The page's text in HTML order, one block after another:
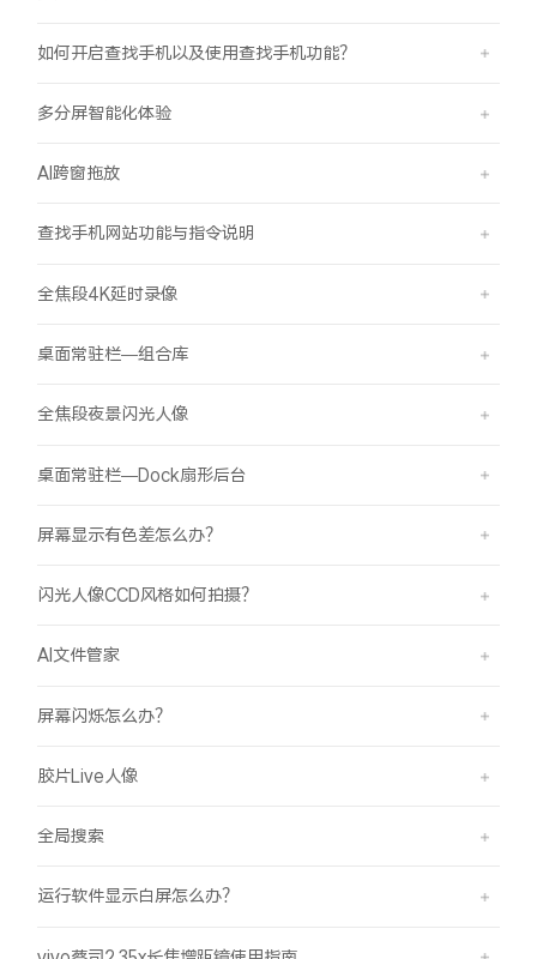
如何开启查找手机以及使用查找手机功能？
多分屏智能化体验
AI跨窗拖放
查找手机网站功能与指令说明
全焦段4K延时录像
桌面常驻栏—组合库
全焦段夜景闪光人像
桌面常驻栏—Dock扇形后台
屏幕显示有色差怎么办？
闪光人像CCD风格如何拍摄？
AI文件管家
屏幕闪烁怎么办？
胶片Live人像
全局搜索
运行软件显示白屏怎么办？